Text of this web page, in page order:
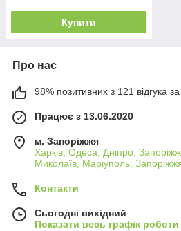
Купити
Про нас
98% позитивних з 121 відгука за
Працює з 13.06.2020
м. Запоріжжя
Харків, Одеса, Дніпро,
Миколаїв, Маріуполь,
Контакти
Сьогодні вихідний
Показати весь графік роботи